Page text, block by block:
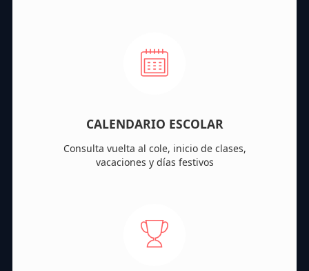
CALENDARIO ESCOLAR
Consulta vuelta al cole, inicio de clases,
vacaciones y días festivos